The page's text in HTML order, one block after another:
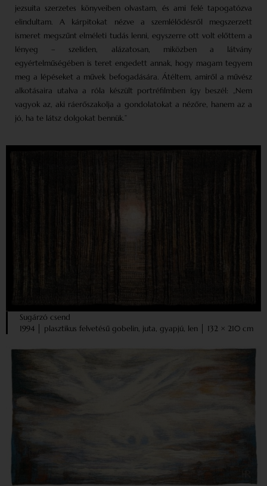
jezsuita szerzetes könyveiben olvastam, és ami felé tapogatózva
elindultam. A kárpitokat nézve a szemlélődésről megszerzett
ismeret megszűnt elméleti tudás lenni, egyszerre ott volt előttem a
lényeg – szelíden, alázatosan, miközben a látvány
egyértelműségében is teret engedett annak, hogy magam tegyem
meg a lépéseket a művek befogadására. Átéltem, amiről a művész
alkotásaira utalva a róla készült portréfilmben így beszél: „Nem
vagyok az, aki ráerőszakolja a gondolatokat a nézőre, hanem az a
jó, ha te látsz dolgokat bennük.”
Sugárzó csend
1994 │ plasztikus felvetésű gobelin, juta, gyapjú, len │ 132 × 210 cm